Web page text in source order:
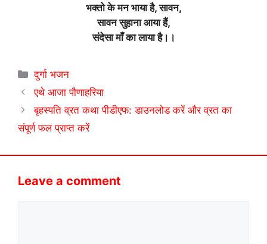
भक्तो के मन भाया है, सावन,
सावन सुहाना आया हैं,
संदेसा माँ का लाया है।।
Categories
दुर्गा भजन
एथे आजा पौणाहरिया
बृहस्पति व्रत कथा पीडीएफ: डाउनलोड करें और व्रत का
संपूर्ण फल प्राप्त करें
Leave a comment